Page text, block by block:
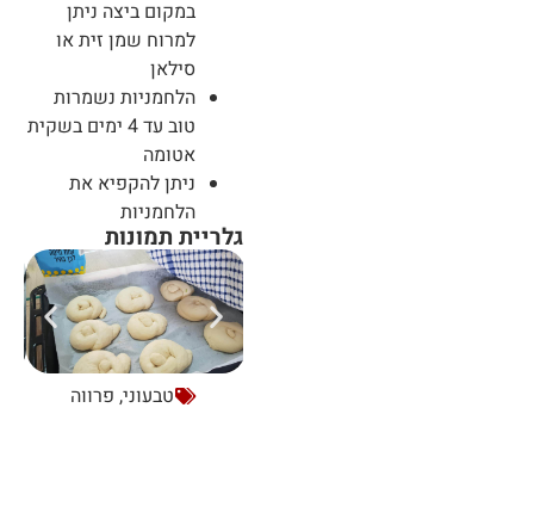
במקום ביצה ניתן
למרוח שמן זית או
סילאן
הלחמניות נשמרות
טוב עד 4 ימים בשקית
אטומה
ניתן להקפיא את
הלחמניות
גלריית תמונות
טבעוני, פרווה